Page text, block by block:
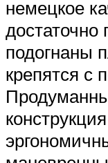
немецкое
достаточно
подогнаны
крепятся с